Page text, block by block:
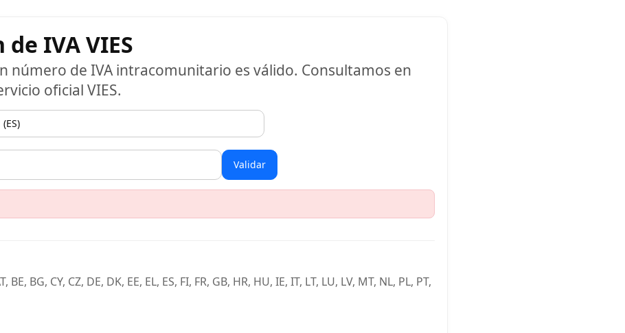
IVA VIES
número de IVA intracomunitario es válido. Consultamos en
oficial VIES.
Validar
BG, CY, CZ, DE, DK, EE, EL, ES, FI, FR, GB, HR, HU, IE, IT, LT, LU, LV, MT, NL, PL, PT,